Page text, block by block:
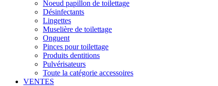
Noeud papillon de toilettage
Désinfectants
Lingettes
Muselière de toilettage
Onguent
Pinces pour toilettage
Produits dentitions
Pulvérisateurs
Toute la catégorie accessoires
VENTES